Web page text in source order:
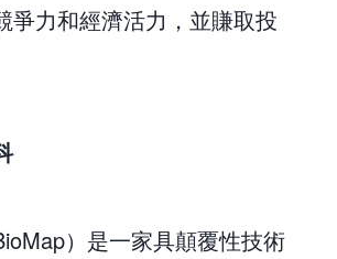
爭力和經濟活力，並賺取投
）是一家具顛覆性技術